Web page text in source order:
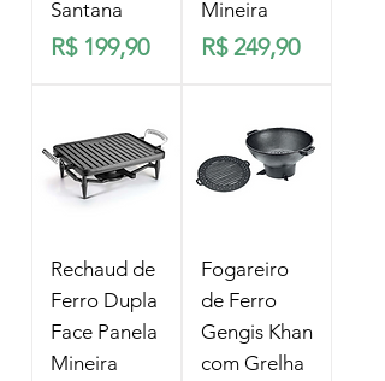
Santana
Preço
R$ 199,90
Mineira
Preço
R$ 249,90
Rechaud de
Ferro Dupla
Face Panela
Mineira
Fogareiro
de Ferro
Gengis Khan
com Grelha